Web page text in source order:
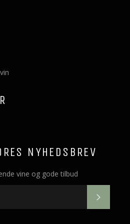
NYHEDSBREV
vine og gode tilbud